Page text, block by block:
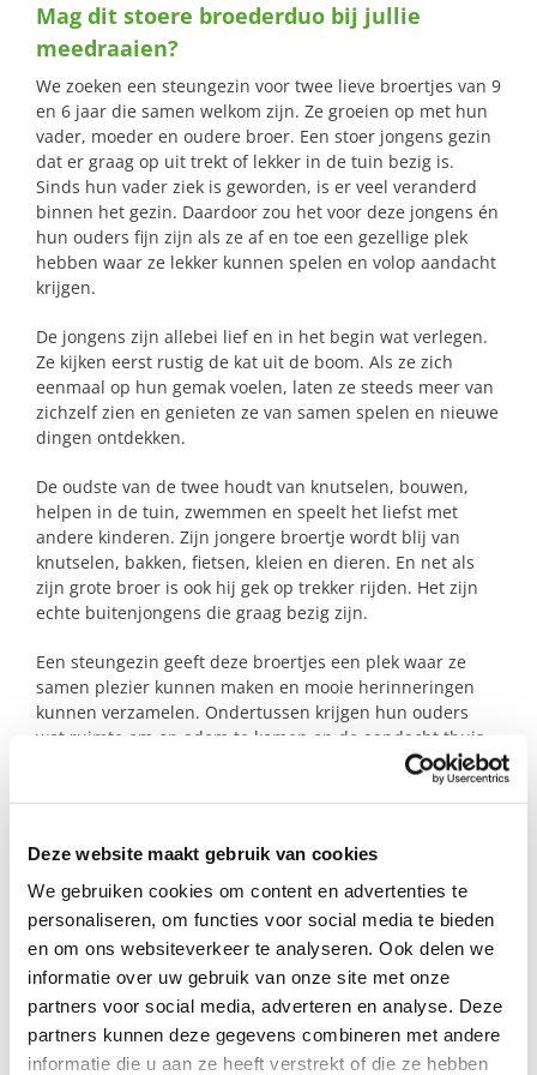
Deze website maakt gebruik van cookies
We gebruiken cookies om content en advertenties te
personaliseren, om functies voor social media te bieden
en om ons websiteverkeer te analyseren. Ook delen we
informatie over uw gebruik van onze site met onze
partners voor social media, adverteren en analyse. Deze
partners kunnen deze gegevens combineren met andere
informatie die u aan ze heeft verstrekt of die ze hebben
naar:
Mag dit stoere broederduo bij jullie
meedraaien?
We zoeken een steungezin voor twee lieve broertjes van 9
en 6 jaar die samen welkom zijn. Ze groeien op met hun
vader, moeder en oudere broer. Een stoer jongens gezin
dat er graag op uit trekt of lekker in de tuin bezig is.
Sinds hun vader ziek is geworden, is er veel veranderd
binnen het gezin. Daardoor zou het voor deze jongens én
hun ouders fijn zijn als ze af en toe een gezellige plek
hebben waar ze lekker kunnen spelen en volop aandacht
krijgen.
De jongens zijn allebei lief en in het begin wat verlegen.
Ze kijken eerst rustig de kat uit de boom. Als ze zich
eenmaal op hun gemak voelen, laten ze steeds meer van
zichzelf zien en genieten ze van samen spelen en nieuwe
dingen ontdekken.
De oudste van de twee houdt van knutselen, bouwen,
helpen in de tuin, zwemmen en speelt het liefst met
andere kinderen. Zijn jongere broertje wordt blij van
knutselen, bakken, fietsen, kleien en dieren. En net als
zijn grote broer is ook hij gek op trekker rijden. Het zijn
echte buitenjongens die graag bezig zijn.
Een steungezin geeft deze broertjes een plek waar ze
samen plezier kunnen maken en mooie herinneringen
kunnen verzamelen. Ondertussen krijgen hun ouders
wat ruimte om op adem te komen en de aandacht thuis
Profiel steungezin
Wij zoeken een gezin in de omgeving van
Brandwijk;
Dat regelmatig een dagdeel tijd heeft;